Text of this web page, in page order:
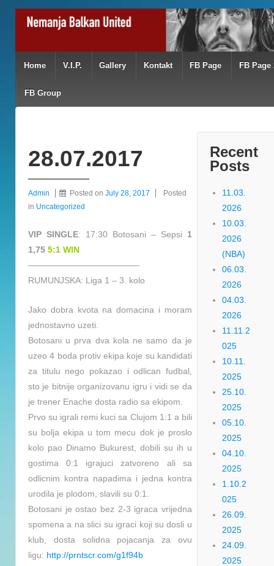
Home V.I.P. Gallery Kontakt FB Page FB Page
FB Group
28.07.2017
Admin Posted on July 28, 2017
Posted
in Uncategorized
VIP SINGLE: 17:30 Botosani – Sepsi 1
1,75 5:1 WIN
—————————————
RUMUNJSKA: Liga 1 – 3. kolo
Jako dobra kvota na domacina i moram
jednostavno uzeti.
Botosani u prva dva kola ne samo da je
uzeo 4 boda protiv ekipa koje su kandidati
za titulu nego pokazao i odlican fudbal,
sto je bitnije organizovanu igru i vidi se da
je trener Enache dosta radio sa ekipom.
Prvo su igrali remi kuci sa Clujom 1:1 a bili
su bolja ekipa u tom mecu dok je proslo
kolo pao Dinamo Bukurest, dobili su ih u
gostima 0:1 igrajuci zatvoreno ali sa
odlicnim kontra napadima i jedna kontra
urodila je plodom, slavili su 0:1.
Botosani je ostao bez 2-3 igraca vrijedna
spomena a na slici su igraci koji su dosli u
klub, dosta solidna pojacanja za ovu
ligu: http://prntscr.com/g1f94b
Recent
Posts
11.03.
2026
10.03.
2026
(NBA)
06.03.
2026
04.03.
2026
11.11.2
025
10.11.
2025
25.10.
2025
05.10.
2025
04.10.
2025
1.10.2
025
26.09.
2025
24.09.
2025